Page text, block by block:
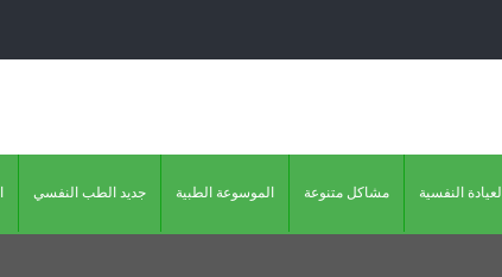
العيادة النفسية مشاكل متنوعة الموسوعة الطبية جديد الطب النفسي